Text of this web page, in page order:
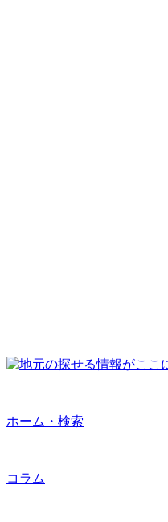
ホーム・検索
コラム